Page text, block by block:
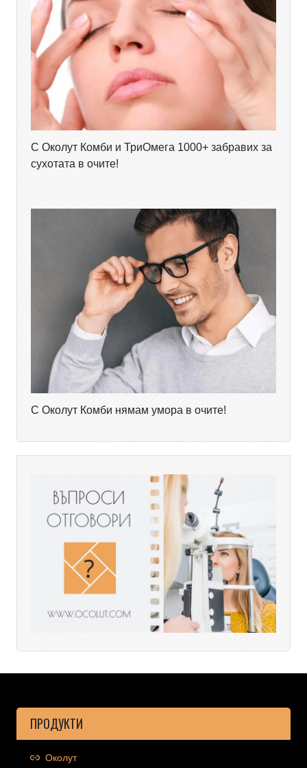
С Околут Комби и ТриОмега 1000+ забравих за
сухотата в очите!
С Околут Комби нямам умора в очите!
ПРОДУКТИ
Околут